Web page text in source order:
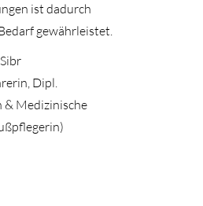
ist dadurch
gewährleistet.
Dipl.
& Medizinische